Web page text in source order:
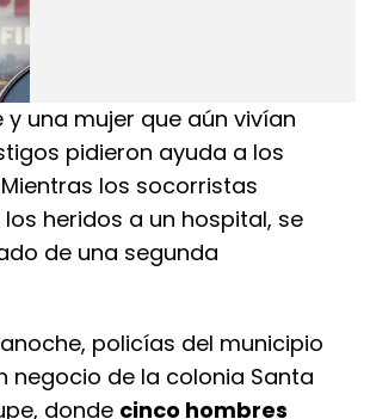
y una mujer que aún vivían
pidieron ayuda a los
los socorristas
heridos a un hospital, se
de una segunda
policías del municipio
negocio de la colonia Santa
donde cinco hombres